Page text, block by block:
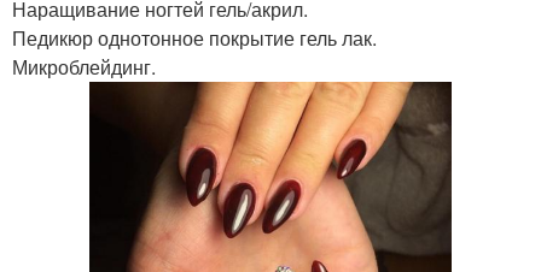
Наращивание ногтей гель/акрил.
Педикюр однотонное покрытие гель лак.
Микроблейдинг.